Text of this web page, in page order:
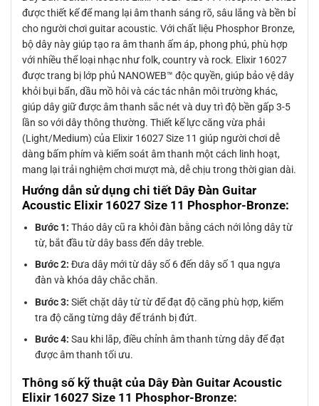
được thiết kế để mang lại âm thanh sáng rõ, sâu lắng và bền bỉ
cho người chơi guitar acoustic. Với chất liệu Phosphor Bronze,
bộ dây này giúp tạo ra âm thanh ấm áp, phong phú, phù hợp
với nhiều thể loại nhạc như folk, country và rock. Elixir 16027
được trang bị lớp phủ NANOWEB™ độc quyền, giúp bảo vệ dây
khỏi bụi bẩn, dầu mồ hôi và các tác nhân môi trường khác,
giúp dây giữ được âm thanh sắc nét và duy trì độ bền gấp 3-5
lần so với dây thông thường. Thiết kế lực căng vừa phải
(Light/Medium) của Elixir 16027 Size 11 giúp người chơi dễ
dàng bấm phím và kiểm soát âm thanh một cách linh hoạt,
mang lại trải nghiệm chơi mượt mà, dễ chịu trong thời gian dài.
Hướng dẫn sử dụng chi tiết Dây Đàn Guitar
Acoustic Elixir 16027 Size 11 Phosphor-Bronze:
Bước 1: Tháo dây cũ ra khỏi đàn bằng cách nới lỏng dây từ
từ, bắt đầu từ dây bass đến dây treble.
Bước 2: Đưa dây mới từ dây số 6 đến dây số 1 qua ngựa
đàn và khóa dây chắc chắn.
Bước 3: Siết chặt dây từ từ để đạt độ căng phù hợp, kiểm
tra độ căng từng dây để tránh bị đứt.
Bước 4: Sau khi lắp, điều chỉnh âm thanh từng dây để đạt
được âm thanh tối ưu.
Thông số kỹ thuật của Dây Đàn Guitar Acoustic
Elixir 16027 Size 11 Phosphor-Bronze: